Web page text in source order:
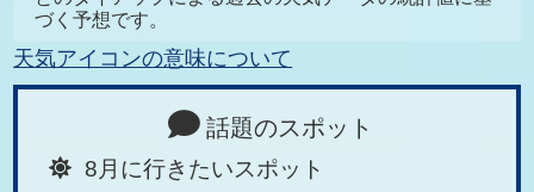
づく予想です。
天気アイコンの意味について
話題のスポット
8月に行きたいスポット